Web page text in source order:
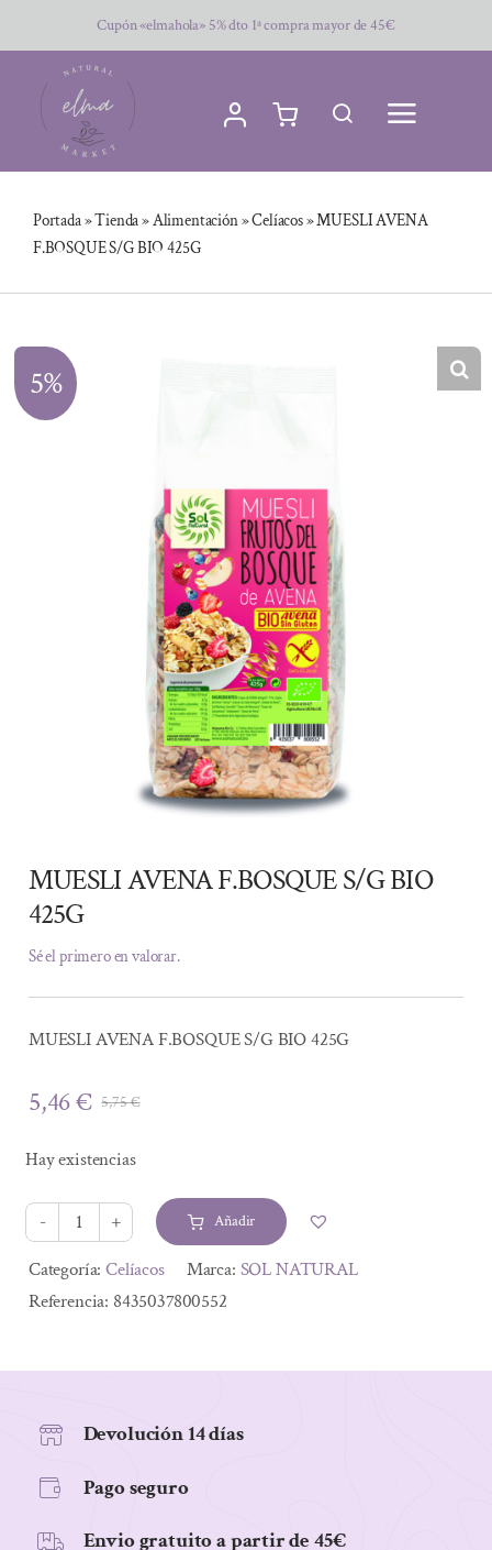
al
contenido
Cupón «elmahola» 5% dto 1ª compra mayor de 45€
Portada»Tienda»Alimentación»Celíacos»MUESLI AVENA
F.BOSQUE S/G BIO 425G
5%
MUESLI AVENA F.BOSQUE S/G BIO
425G
Sé el primero en valorar.
MUESLI AVENA F.BOSQUE S/G BIO 425G
5,75€El
era:
5,75 €.
5,46€
El
es:
5,46 €.
Hay existencias
MUESLI
AVENA
F.BOSQUE
cantidad
Añadir
Alternative:
Categoría:Celíacos Marca: SOL NATURAL
Referencia: 8435037800552
Devolución 14 días
Pago seguro
Envio gratuito a partir de 45€